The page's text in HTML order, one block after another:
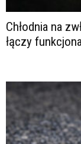
Chłodnia na
łączy